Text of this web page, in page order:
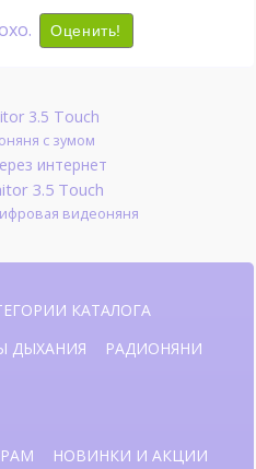
Оценить!
3.5 Touch
с зумом
интернет
3.5 Touch
видеоняня
КАТАЛОГА
ДЫХАНИЯ
РАДИОНЯНИ
НОВИНКИ И АКЦИИ